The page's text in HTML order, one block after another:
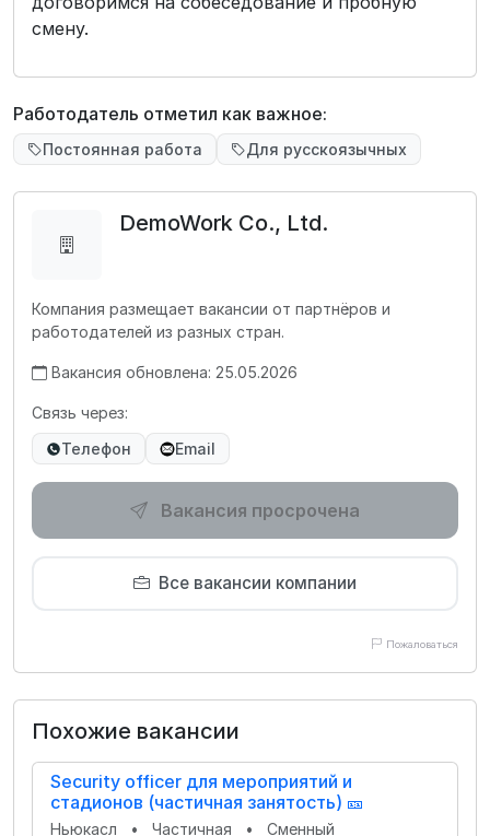
смену.
Работодатель отметил как важное:
Постоянная работа Для русскоязычных
DemoWork Co., Ltd.
Компания размещает вакансии от партнёров и
работодателей из разных стран.
Вакансия обновлена: 25.05.2026
Связь через:
Телефон
Email
Вакансия просрочена
Все вакансии компании
Пожаловаться
Похожие вакансии
Security officer для мероприятий и
стадионов (частичная занятость) 🎫
Ньюкасл • Частичная • Сменный